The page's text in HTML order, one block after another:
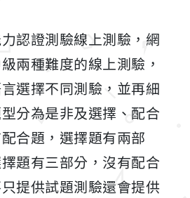
認證測驗線上測驗，網
兩種難度的線上測驗，
選擇不同測驗，並再細
分為是非及選擇、配合
合題，選擇題有兩部
題有三部分，沒有配合
提供試題測驗還會提供